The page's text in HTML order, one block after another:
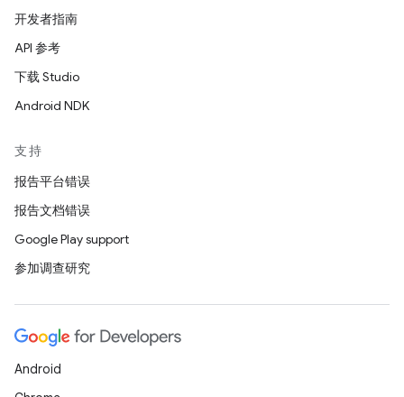
开发者指南
API 参考
下载 Studio
Android NDK
支持
报告平台错误
报告文档错误
Google Play support
参加调查研究
Android